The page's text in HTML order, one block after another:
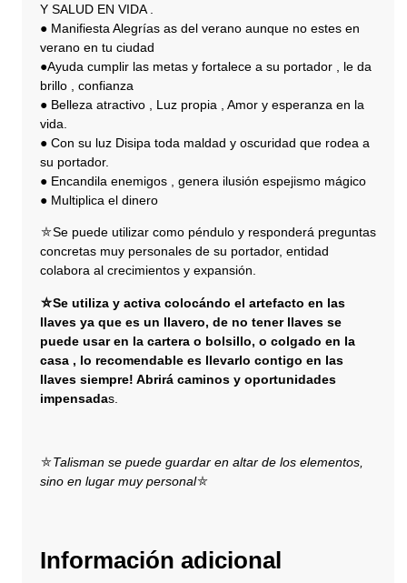
Y SALUD EN VIDA .
● Manifiesta Alegrías as del verano aunque no estes en
verano en tu ciudad
●Ayuda cumplir las metas y fortalece a su portador , le da
brillo , confianza
● Belleza atractivo , Luz propia , Amor y esperanza en la
vida.
● Con su luz Disipa toda maldad y oscuridad que rodea a
su portador.
● Encandila enemigos , genera ilusión espejismo mágico
● Multiplica el dinero
⛤Se puede utilizar como péndulo y responderá preguntas
concretas muy personales de su portador, entidad
colabora al crecimientos y expansión.
⛤Se utiliza y activa colocándo el artefacto en las
llaves ya que es un llavero, de no tener llaves se
puede usar en la cartera o bolsillo, o colgado en la
casa , lo recomendable es llevarlo contigo en las
llaves siempre! Abrirá caminos y oportunidades
impensadas.
⛤Talisman se puede guardar en altar de los elementos,
sino en lugar muy personal⛤
Información adicional